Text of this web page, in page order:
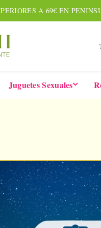
A 69€ EN
Juguetes Sexuales
AMOUR PACK
Set De 7 Piezas
Together &
Six-In-
De